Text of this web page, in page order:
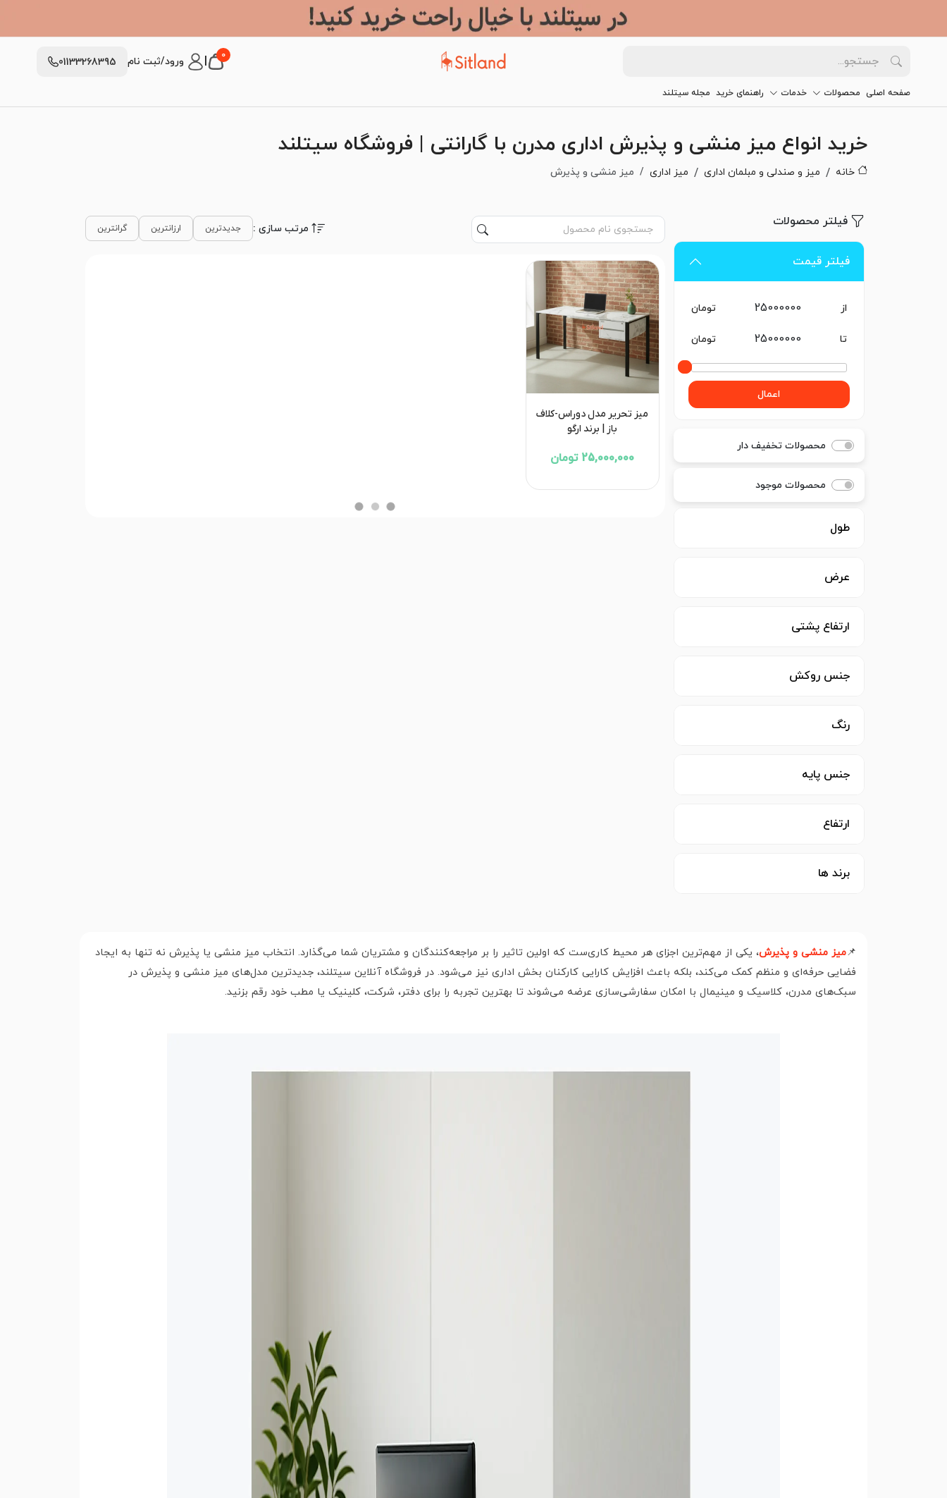
0 ورود/ثبت نام 01133268395
صفحه اصلی محصولات خدمات راهنمای خرید مجله سیتلند
خرید انواع میز منشی و پذیرش اداری مدرن با گارانتی | فروشگاه سیتلند
خانه میز و صندلی و مبلمان اداری میز اداری میز منشی و پذیرش
فیلتر محصولات
فیلتر قیمت
از تومان
تا تومان
اعمال
محصولات تخفیف دار
محصولات موجود
طول
عرض
ارتفاع پشتی
جنس روکش
رنگ
جنس پایه
ارتفاع
برند ها
مرتب سازی : جدیدترین ارزانترین گرانترین
میز تحریر مدل دوراس-کلاف
باز | برند ارگو
25,000,000 تومان
📌میز منشی و پذیرش، یکی از مهم‌ترین اجزای هر محیط کاری‌ست که اولین تاثیر را بر مراجعه‌کنندگان و مشتریان شما می‌گذارد. انتخاب میز منشی یا پذیرش نه تنها به ایجاد
فضایی حرفه‌ای و منظم کمک می‌کند، بلکه باعث افزایش کارایی کارکنان بخش اداری نیز می‌شود. در فروشگاه آنلاین سیتلند، جدیدترین مدل‌های میز منشی و پذیرش در
سبک‌های مدرن، کلاسیک و مینیمال با امکان سفارشی‌سازی عرضه می‌شوند تا بهترین تجربه را برای دفتر، شرکت، کلینیک یا مطب خود رقم بزنید.